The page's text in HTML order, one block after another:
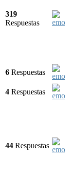
319
Respuestas
6 Respuestas
4 Respuestas
44 Respuestas